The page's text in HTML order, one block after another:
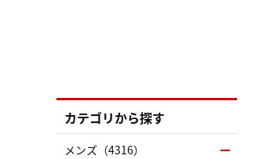
カテゴリから探す
メンズ（4316）